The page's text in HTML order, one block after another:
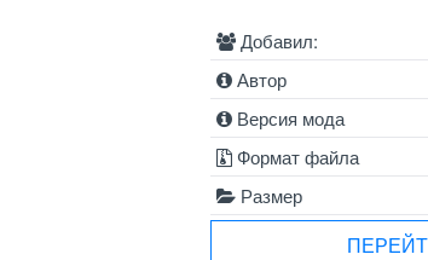
Добавил:
Автор
Версия мода
Формат файла
Размер